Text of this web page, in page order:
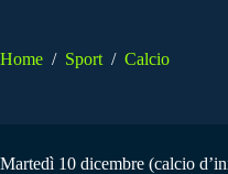
Home / Sport / Calcio
Martedì 10 dicembre (calcio